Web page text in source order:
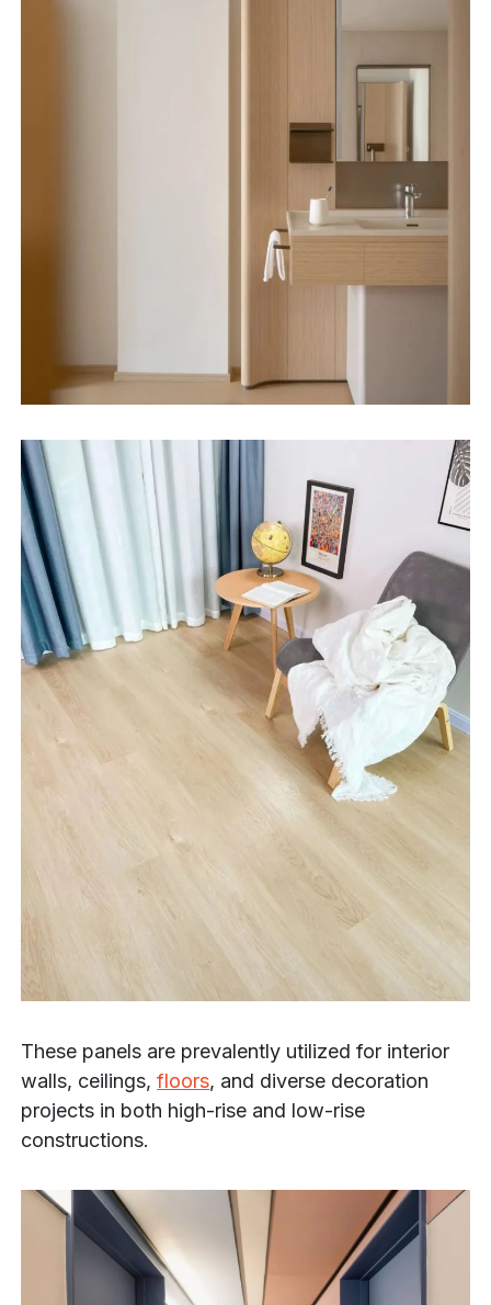
These panels are prevalently utilized for interior
walls, ceilings,floors, and diverse decoration
projects in both high-rise and low-rise
constructions.